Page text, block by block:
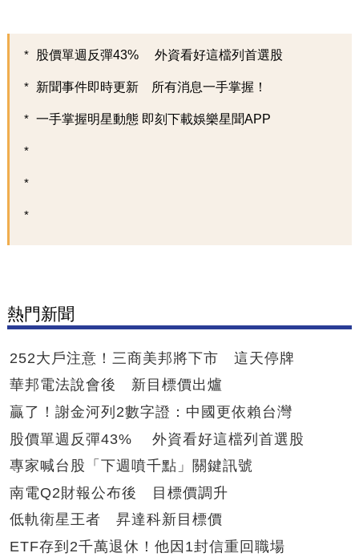
股價單週反彈43% 外資看好這檔列首選股
新聞事件即時更新 所有消息一手掌握！
一手掌握明星動態 即刻下載娛樂星聞APP
熱門新聞
252大戶注意！三商美邦將下市 這天停牌
華邦電法說會後 新目標價出爐
贏了！謝金河列2數字證：中國更依賴台灣
股價單週反彈43% 外資看好這檔列首選股
專家喊台股「下週噴千點」關鍵訊號
南電Q2財報公布後 目標價調升
低軌衛星王者 昇達科新目標價
ETF存到2千萬退休！他因1封信重回職場